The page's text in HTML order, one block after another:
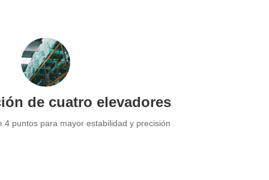
de cuatro elevadores
4 puntos para mayor estabilidad y precisión